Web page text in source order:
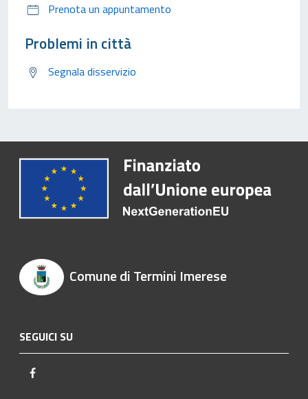
Prenota un appuntamento
Problemi in città
Segnala disservizio
Comune di Termini Imerese
SEGUICI SU